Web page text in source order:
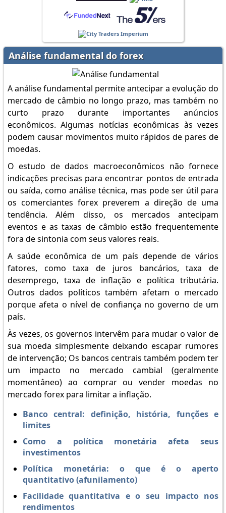
Análise fundamental do forex
A análise fundamental permite antecipar a evolução do
mercado de câmbio no longo prazo, mas também no
curto prazo durante importantes anúncios
econômicos. Algumas notícias econômicas às vezes
podem causar movimentos muito rápidos de pares de
moedas.
O estudo de dados macroeconômicos não fornece
indicações precisas para encontrar pontos de entrada
ou saída, como análise técnica, mas pode ser útil para
os comerciantes forex preverem a direção de uma
tendência. Além disso, os mercados antecipam
eventos e as taxas de câmbio estão frequentemente
fora de sintonia com seus valores reais.
A saúde econômica de um país depende de vários
fatores, como taxa de juros bancários, taxa de
desemprego, taxa de inflação e política tributária.
Outros dados políticos também afetam o mercado
porque afeta o nível de confiança no governo de um
país.
Às vezes, os governos intervêm para mudar o valor de
sua moeda simplesmente deixando escapar rumores
de intervenção; Os bancos centrais também podem ter
um impacto no mercado cambial (geralmente
momentâneo) ao comprar ou vender moedas no
mercado forex para limitar a inflação.
Banco central: definição, história, funções e
limites
Como a política monetária afeta seus
investimentos
Política monetária: o que é o aperto
quantitativo (afunilamento)
Facilidade quantitativa e o seu impacto nos
rendimentos